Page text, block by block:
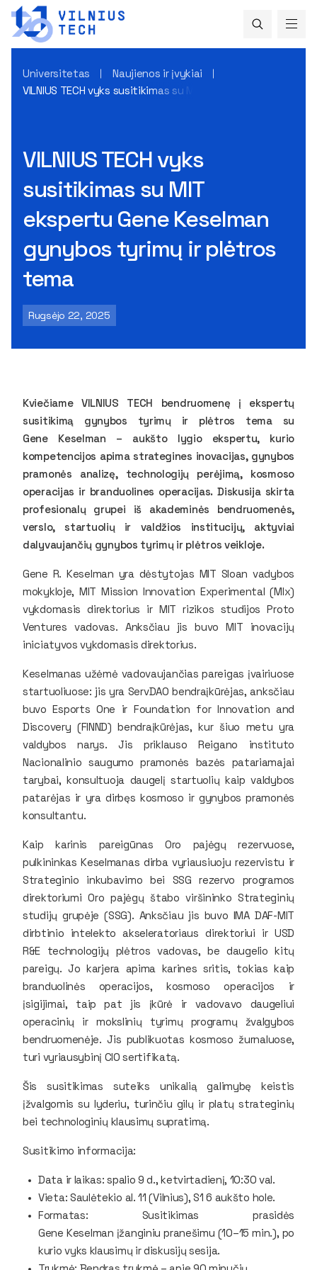
Universitetas
Naujienos ir įvykiai
VILNIUS TECH vyks susitikimas su MIT ekspertu Gene
VILNIUS TECH vyks
susitikimas su MIT
ekspertu Gene Keselman
gynybos tyrimų ir plėtros
tema
Rugsėjo 22, 2025
Kviečiame VILNIUS TECH bendruomenę į ekspertų
susitikimą gynybos tyrimų ir plėtros tema su
Gene Keselman – aukšto lygio ekspertu, kurio
kompetencijos apima strategines inovacijas, gynybos
pramonės analizę, technologijų perėjimą, kosmoso
operacijas ir branduolines operacijas. Diskusija skirta
profesionalų grupei iš akademinės bendruomenės,
verslo, startuolių ir valdžios institucijų, aktyviai
dalyvaujančių gynybos tyrimų ir plėtros veikloje.
Gene R. Keselman yra dėstytojas MIT Sloan vadybos
mokykloje, MIT Mission Innovation Experimental (MIx)
vykdomasis direktorius ir MIT rizikos studijos Proto
Ventures vadovas. Anksčiau jis buvo MIT inovacijų
iniciatyvos vykdomasis direktorius.
Keselmanas užėmė vadovaujančias pareigas įvairiuose
startuoliuose: jis yra ServDAO bendraįkūrėjas, anksčiau
buvo Esports One ir Foundation for Innovation and
Discovery (FINND) bendraįkūrėjas, kur šiuo metu yra
valdybos narys. Jis priklauso Reigano instituto
Nacionalinio saugumo pramonės bazės patariamajai
tarybai, konsultuoja daugelį startuolių kaip valdybos
patarėjas ir yra dirbęs kosmoso ir gynybos pramonės
konsultantu.
Kaip karinis pareigūnas Oro pajėgų rezervuose,
pulkininkas Keselmanas dirba vyriausiuoju rezervistu ir
Strateginio inkubavimo bei SSG rezervo programos
direktoriumi Oro pajėgų štabo viršininko Strateginių
studijų grupėje (SSG). Anksčiau jis buvo IMA DAF-MIT
dirbtinio intelekto akseleratoriaus direktoriui ir USD
R&E technologijų plėtros vadovas, be daugelio kitų
pareigų. Jo karjera apima karines sritis, tokias kaip
branduolinės operacijos, kosmoso operacijos ir
įsigijimai, taip pat jis įkūrė ir vadovavo daugeliui
operacinių ir mokslinių tyrimų programų žvalgybos
bendruomenėje. Jis publikuotas kosmoso žurnaluose,
turi vyriausybinį CIO sertifikatą.
Šis susitikimas suteiks unikalią galimybę keistis
įžvalgomis su lyderiu, turinčiu gilų ir platų strateginių
bei technologinių klausimų supratimą.
Susitikimo informacija:
Data ir laikas: spalio 9 d., ketvirtadienį, 10:30 val.
Vieta: Saulėtekio al. 11 (Vilnius), S1 6 aukšto hole.
Formatas: Susitikimas prasidės
Gene Keselman įžanginiu pranešimu (10–15 min.), po
kurio vyks klausimų ir diskusijų sesija.